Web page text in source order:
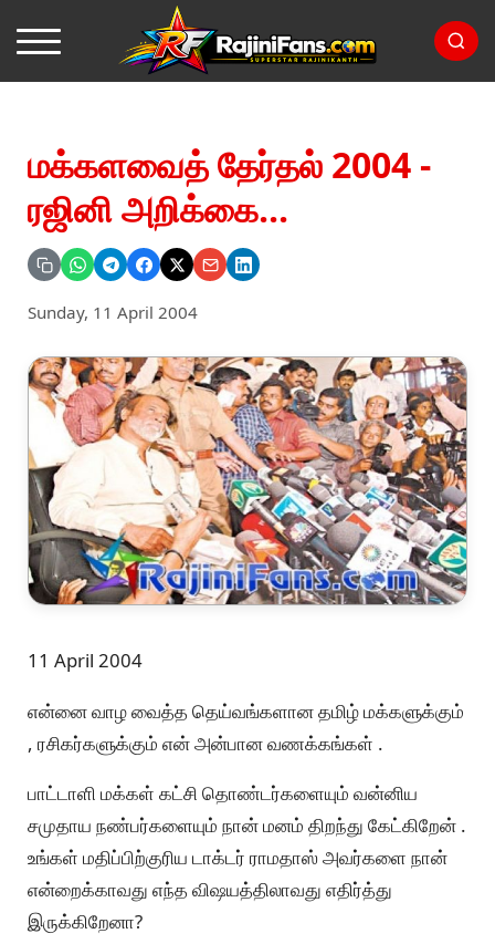
மக்களவைத் தேர்தல் 2004 -
ரஜினி அறிக்கை...
Sunday, 11 April 2004
11 April 2004
என்னை வாழ வைத்த தெய்வங்களான தமிழ் மக்களுக்கும்
, ரசிகர்களுக்கும் என் அன்பான வணக்கங்கள் .
பாட்டாளி மக்கள் கட்சி தொண்டர்களையும் வன்னிய
சமுதாய நண்பர்களையும் நான் மனம் திறந்து கேட்கிறேன் .
உங்கள் மதிப்பிற்குரிய டாக்டர் ராமதாஸ் அவர்களை நான்
என்றைக்காவது எந்த விஷயத்திலாவது எதிர்த்து
இருக்கிறேனா?